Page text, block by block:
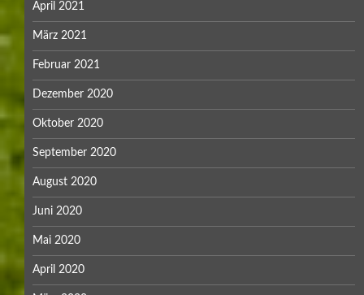
April 2021
März 2021
Februar 2021
Dezember 2020
Oktober 2020
September 2020
August 2020
Juni 2020
Mai 2020
April 2020